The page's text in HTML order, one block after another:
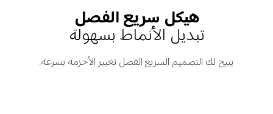
هيكل سريع الفصل
تبديل الأنماط بسهولة
يتيح لك التصميم السريع الفصل تغيير الأحزمة بسرعة.